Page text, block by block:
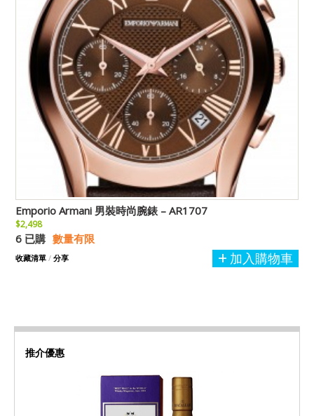
Emporio Armani 男裝時尚腕錶 – AR1707
$2,498
6 已購 數量有限
加入購物車
收藏清單 / 分享
推介優惠